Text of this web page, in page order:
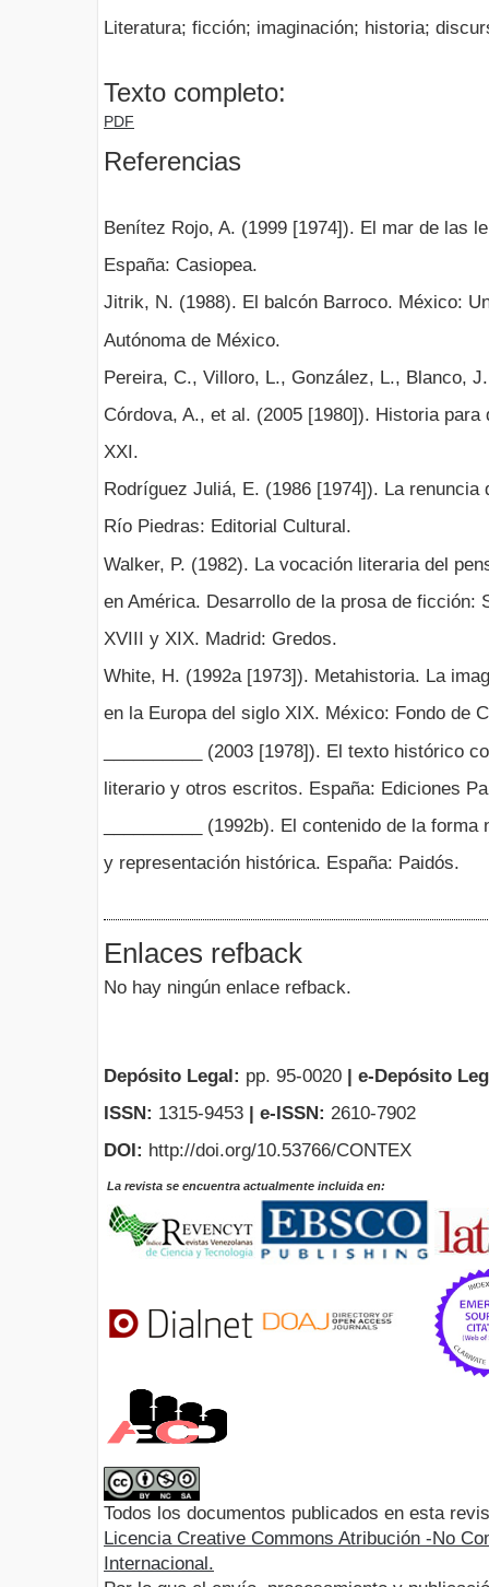
Literatura; ficción; imaginación; historia;
Texto completo:
PDF
Referencias
Benítez Rojo, A. (1999 [1974]). El mar de las
España: Casiopea.
Jitrik, N. (1988). El balcón Barroco. México:
Autónoma de México.
Pereira, C., Villoro, L., González, L., Blanco,
Córdova, A., et al. (2005 [1980]). Historia para
XXI.
Rodríguez Juliá, E. (1986 [1974]). La renuncia
Río Piedras: Editorial Cultural.
Walker, P. (1982). La vocación literaria del
en América. Desarrollo de la prosa de ficción:
XVIII y XIX. Madrid: Gredos.
White, H. (1992a [1973]). Metahistoria. La
en la Europa del siglo XIX. México: Fondo de
__________ (2003 [1978]). El texto histórico
literario y otros escritos. España: Ediciones
__________ (1992b). El contenido de la
y representación histórica. España: Paidós.
Enlaces refback
No hay ningún enlace refback.
Depósito Legal: pp. 95-0020 | e-Depósito
ISSN: 1315-9453 | e-ISSN: 2610-7902
DOI: http://doi.org/10.53766/CONTEX
La revista se encuentra actualmente incluida en:
Todos los documentos publicados en esta
Licencia Creative Commons Atribución -No
Internacional.